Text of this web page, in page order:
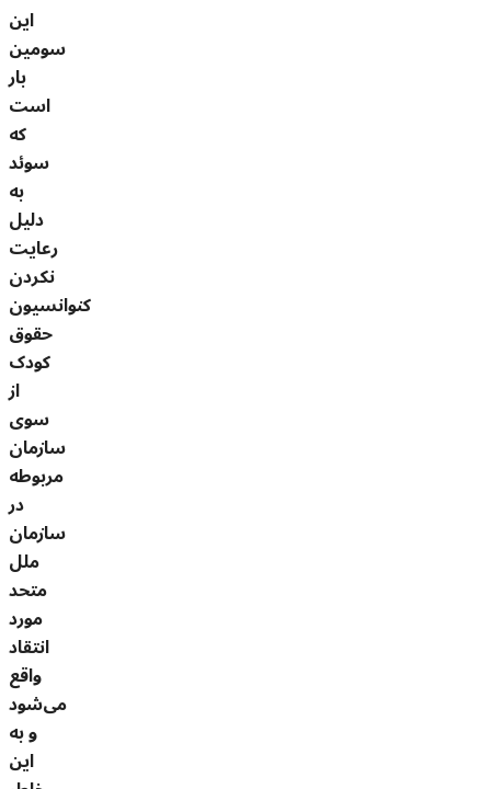
این
سومین
بار
است
که
سوئد
به
دلیل
رعایت
نکردن
کنوانسیون
حقوق
کودک
از
سوی
سازمان
مربوطه
در
سازمان
ملل
متحد
مورد
انتقاد
واقع
می‌شود
و به
این